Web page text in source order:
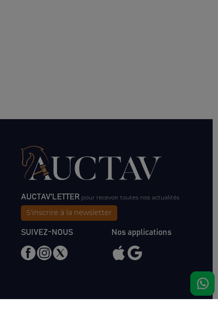
AUCTAV'LETTER pour recevoir toutes nos actualités
S'inscrire à la newsletter
SUIVEZ-NOUS Nos applications